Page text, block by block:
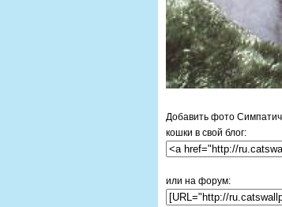
Добавить фото
кошки в свой блог:
или на форум: